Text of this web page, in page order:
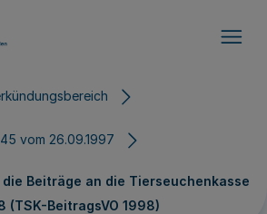
vom 26.09.1997
Beiträge an die Tierseuchenkasse
(TSK-BeitragsVO 1998)